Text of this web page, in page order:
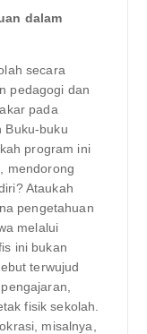
dalam
secara
pedagogi dan
pada
Buku-buku
program ini
mendorong
Ataukah
pengetahuan
melalui
ini bukan
terwujud
fisik sekolah.
misalnya,